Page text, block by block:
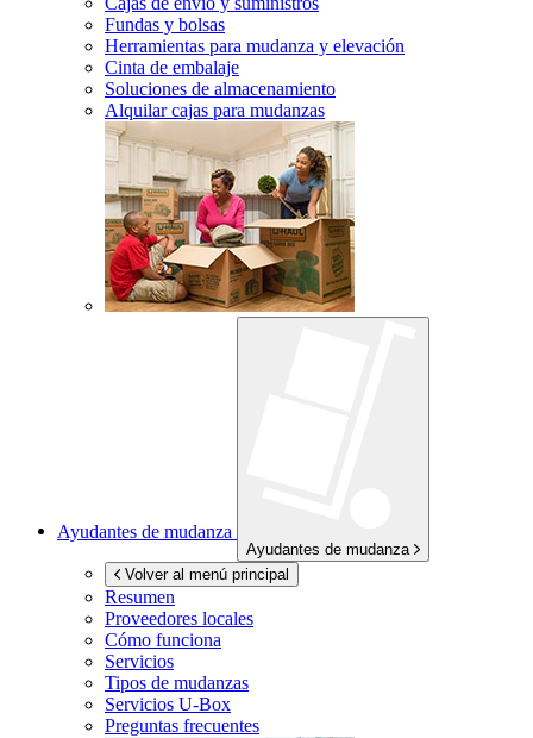
Fundas y bolsas
Herramientas para mudanza y elevación
Cinta de embalaje
Soluciones de almacenamiento
Alquilar cajas para mudanzas
Ayudantes de mudanza
Ayudantes de mudanza
Volver al menú principal
Resumen
Proveedores locales
Cómo funciona
Servicios
Tipos de mudanzas
Servicios U-Box
Preguntas frecuentes